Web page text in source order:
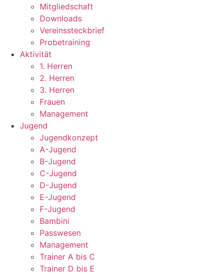
Mitgliedschaft
Downloads
Vereinssteckbrief
Probetraining
Aktivität
1. Herren
2. Herren
3. Herren
Frauen
Management
Jugend
Jugendkonzept
A-Jugend
B-Jugend
C-Jugend
D-Jugend
E-Jugend
F-Jugend
Bambini
Passwesen
Management
Trainer A bis C
Trainer D bis E